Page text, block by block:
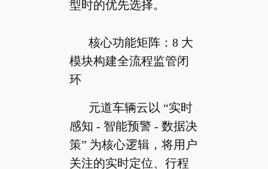
型时的优先选择。
核心功能矩阵：8 大
模块构建全流程监管闭
环
元道车辆云以 “实时
感知 - 智能预警 - 数据决
策” 为核心逻辑，将用户
关注的实时定位、行程